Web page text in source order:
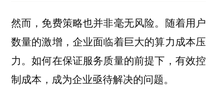
然而，免费策略也并非毫无风险。随着用户
数量的激增，企业面临着巨大的算力成本压
力。如何在保证服务质量的前提下，有效控
制成本，成为企业亟待解决的问题。